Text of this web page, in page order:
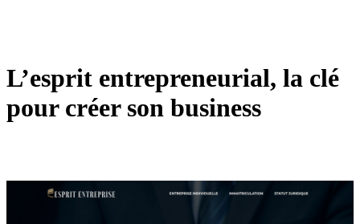
L’esprit entrepreneurial, la clé
pour créer son business